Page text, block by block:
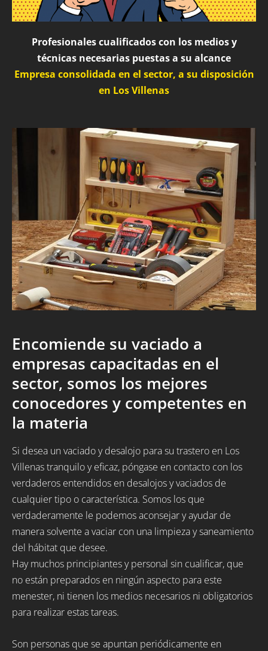
Profesionales cualificados con los medios y
técnicas necesarias puestas a su alcance
Empresa consolidada en el sector, a su disposición
en Los Villenas
Encomiende su vaciado a
empresas capacitadas en el
sector, somos los mejores
conocedores y competentes en
la materia
Si desea un vaciado y desalojo para su trastero en Los
Villenas tranquilo y eficaz, póngase en contacto con los
verdaderos entendidos en desalojos y vaciados de
cualquier tipo o característica. Somos los que
verdaderamente le podemos aconsejar y ayudar de
manera solvente a vaciar con una limpieza y saneamiento
del hábitat que desee.
Hay muchos principiantes y personal sin cualificar, que
no están preparados en ningún aspecto para este
menester, ni tienen los medios necesarios ni obligatorios
para realizar estas tareas.
Son personas que se apuntan periódicamente en